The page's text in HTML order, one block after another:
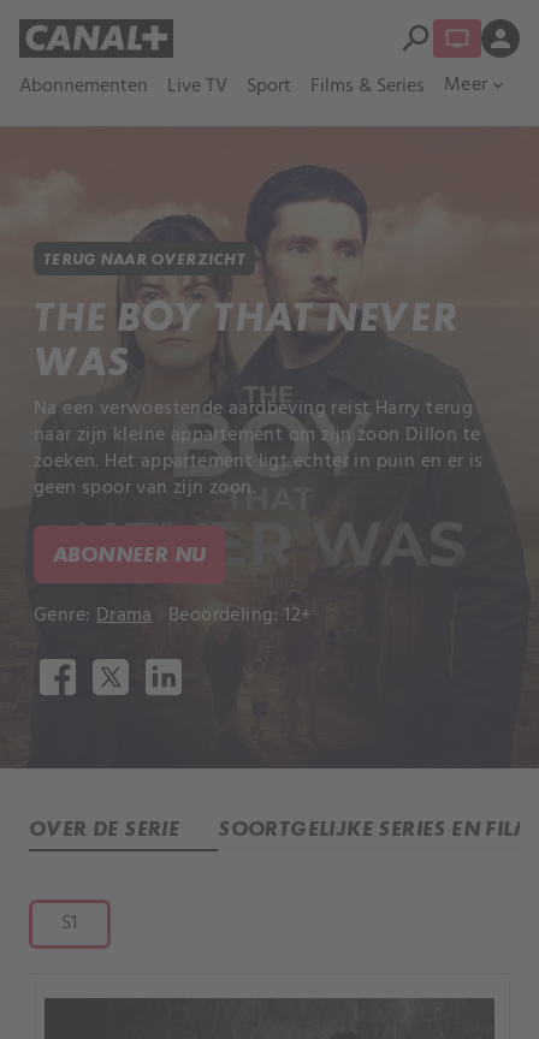
Abonnementen Live TV Sport Films & Series Meer expand_more
search person
TERUG NAAR OVERZICHT
THE BOY THAT NEVER
WAS
Na een verwoestende aardbeving reist Harry terug
naar zijn kleine appartement om zijn zoon Dillon te
zoeken. Het appartement ligt echter in puin en er is
geen spoor van zijn zoon.
ABONNEER NU
Genre: Drama Beoordeling: 12+
OVER DE SERIE SOORTGELIJKE SERIES EN
S1